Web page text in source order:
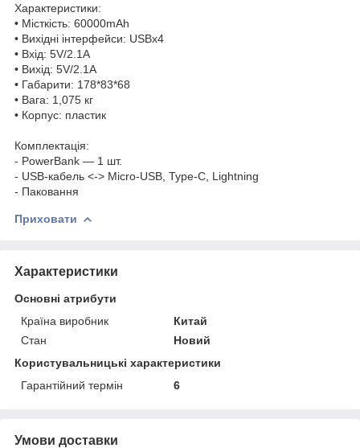
Характеристики:
• Місткість: 60000mAh
• Вихідні інтерфейси: USBх4
• Вхід: 5V/2.1A
• Вихід: 5V/2.1A
• Габарити: 178*83*68
• Вага: 1,075 кг
• Корпус: пластик
Комплектація:
- PowerBank — 1 шт.
- USB-кабель <-> Micro-USB, Type-C, Lightning
- Паковання
Приховати
Характеристики
Основні атрибути
Країна виробник
Китай
Стан
Новий
Користувальницькі характеристики
Гарантійний термін
6
Умови доставки